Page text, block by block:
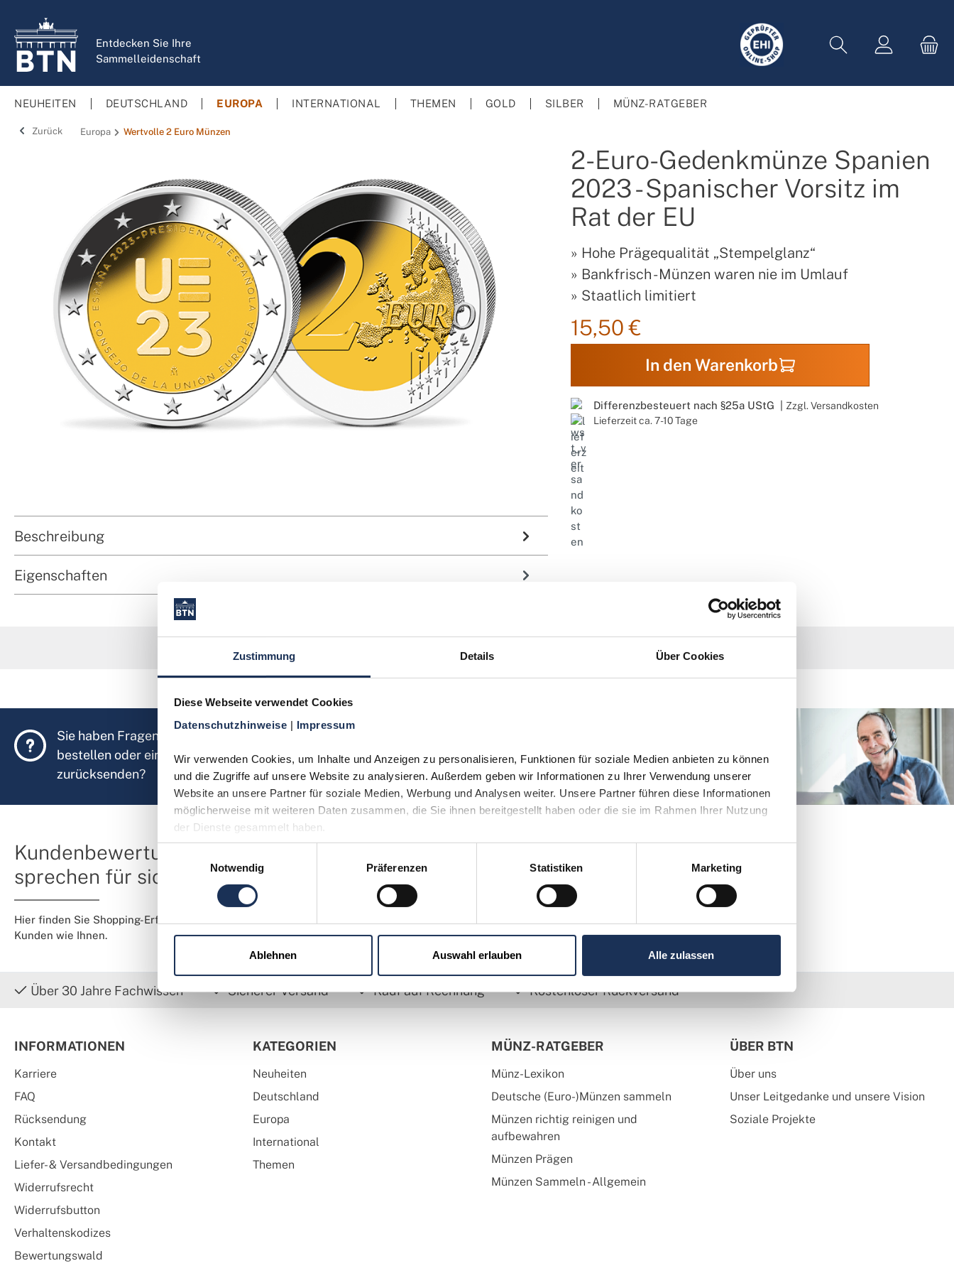
Zustimmung Details Über Cookies
Diese Webseite verwendet Cookies
Datenschutzhinweise | Impressum
Wir verwenden Cookies, um Inhalte und Anzeigen zu personalisieren, Funktionen für soziale Medien anbieten zu können
und die Zugriffe auf unsere Website zu analysieren. Außerdem geben wir Informationen zu Ihrer Verwendung unserer
Website an unsere Partner für soziale Medien, Werbung und Analysen weiter. Unsere Partner führen diese Informationen
möglicherweise mit weiteren Daten zusammen, die Sie ihnen bereitgestellt haben oder die sie im Rahmen Ihrer Nutzung
der Dienste gesammelt haben.
Notwendig
Präferenzen Statistiken Marketing
Ablehnen Auswahl erlauben Alle zulassen
Entdecken Sie Ihre
Sammelleidenschaft
NEUHEITEN DEUTSCHLAND EUROPA INTERNATIONAL THEMEN GOLD SILBER MÜNZ-RATGEBER
Zurück Europa Wertvolle 2 Euro Münzen
2-Euro-Gedenkmünze Spanien
2023 - Spanischer Vorsitz im
Rat der EU
» Hohe Prägequalität „Stempelglanz“
» Bankfrisch - Münzen waren nie im Umlauf
» Staatlich limitiert
15,50 €
In den Warenkorb
Differenzbesteuert nach §25a UStG | Zzgl. Versandkosten
Lieferzeit ca. 7-10 Tage
Beschreibung
Eigenschaften
Sie haben Fragen, möchten Münzen
bestellen oder eine Bestellung
zurücksenden?
uns aufnehmen?
(0)5304 906030
Kundenbewertungen
sprechen für sich
Hier finden Sie Shopping-Erfahrungen von
Kunden wie Ihnen.
Über 30 Jahre Fachwissen Sicherer Versand Kauf auf Rechnung Kostenloser Rückversand
INFORMATIONEN
Karriere
FAQ
Rücksendung
Kontakt
Liefer- & Versandbedingungen
Widerrufsrecht
Widerrufsbutton
Verhaltenskodizes
Bewertungswald
KATEGORIEN
Neuheiten
Deutschland
Europa
International
Themen
MÜNZ-RATGEBER
Münz-Lexikon
Deutsche (Euro-)Münzen sammeln
Münzen richtig reinigen und
aufbewahren
Münzen Prägen
Münzen Sammeln - Allgemein
ÜBER BTN
Über uns
Unser Leitgedanke und unsere Vision
Soziale Projekte